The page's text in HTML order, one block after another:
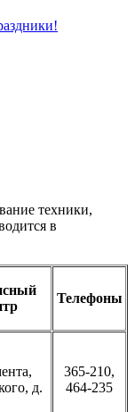
техники,
в
Телефоны
д.
365-210,
464-235